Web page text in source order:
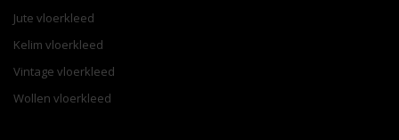
Jute vloerkleed
Kelim vloerkleed
Vintage vloerkleed
Wollen vloerkleed